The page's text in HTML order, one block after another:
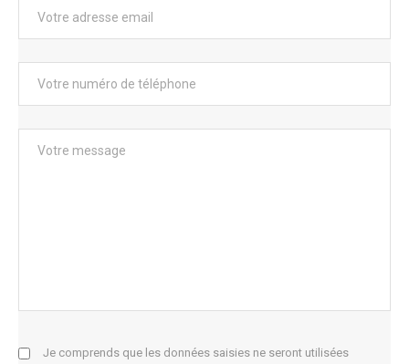
Je comprends que les données saisies ne seront utilisées